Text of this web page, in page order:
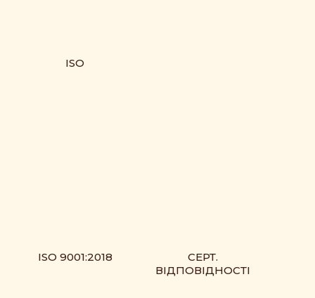
ISO
ISO 9001:2018
СЕРТ.
ВІДПОВІДНОСТІ